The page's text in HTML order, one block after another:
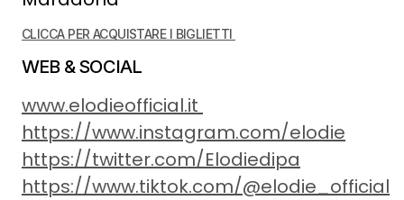
CLICCA PER ACQUISTARE I BIGLIETTI
WEB & SOCIAL
www.elodieofficial.it
https://www.instagram.com/elodie
https://twitter.com/Elodiedipa
https://www.tiktok.com/@elodie_official